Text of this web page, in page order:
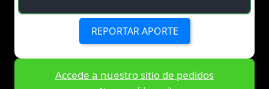
REPORTAR APORTE
Accede a nuestro sitio de pedidos